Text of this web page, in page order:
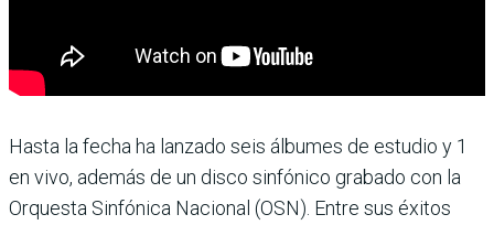
Hasta la fecha ha lanzado seis álbumes de estudio y 1
en vivo, además de un disco sinfónico grabado con la
Orquesta Sinfónica Nacional (OSN). Entre sus éxitos